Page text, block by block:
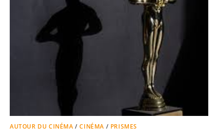
AUTOUR DU CINÉMA /CINÉMA / PRISMES